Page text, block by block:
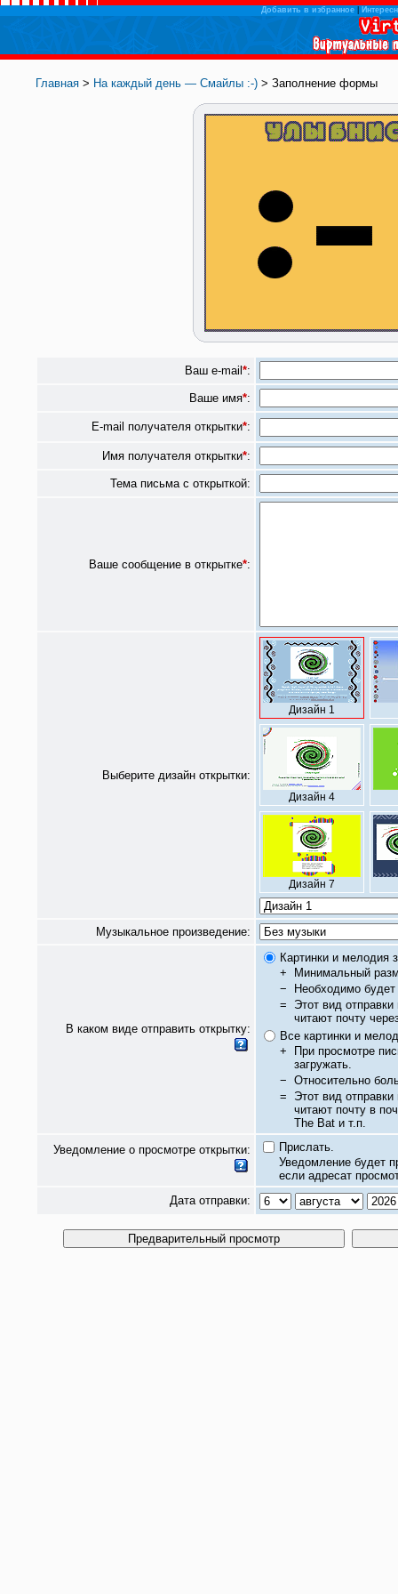
Добавить в избранное|
Главная > На каждый день — Смайлы :-) > Заполнение формы
Ваш e-mail *:
Ваше имя*:
E-mail получателя открытки*:
Имя получателя открытки*:
Тема письма с открыткой:
Ваше сообщение в открытке*:
Выберите дизайн открытки:
Дизайн 1
Дизайн 4
Дизайн 7
Музыкальное произведение:
В каком виде отправить открытку:
Картинки и мелодия
+
Минимальный
−
Необходимо будет
= Этот вид
читают почту
Все картинки и
+
При просмотре
загружать.
− Относительно
= Этот вид
читают почту в
The Bat и т.п.
Уведомление о просмотре открытки:
Прислать.
Уведомление будет
если адресат
Дата отправки: